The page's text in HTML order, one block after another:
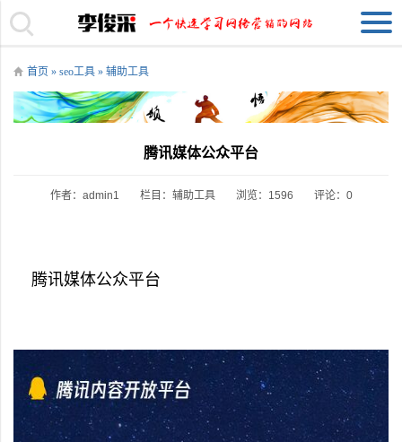
首页 » seo工具 » 辅助工具
腾讯媒体公众平台
作者：admin1 栏目： 辅助工具 浏览：1596 评论：0
腾讯媒体公众平台